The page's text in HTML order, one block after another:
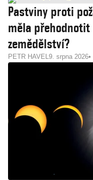
Pastviny proti
měla
zemědělství?
PETR HAVEL9. srpna 2026